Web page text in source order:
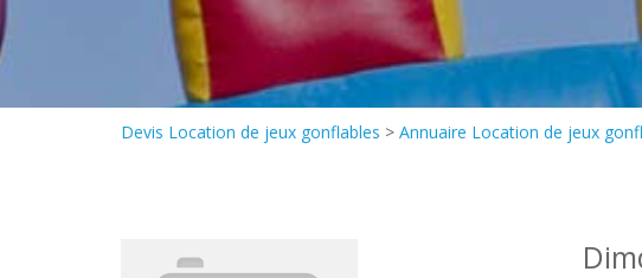
Devis Location de jeux gonflables > Annuaire Location de jeux